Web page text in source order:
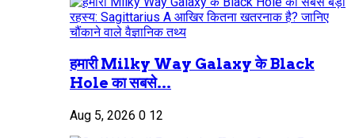
हमारी Milky Way Galaxy के Black
Hole का सबसे...
Aug 5, 2026 0 12